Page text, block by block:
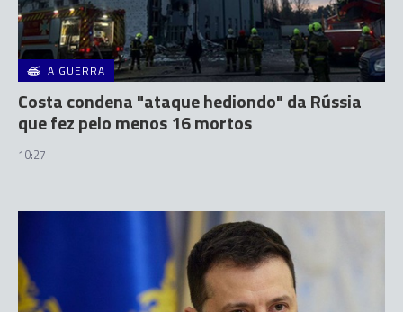
A GUERRA
Costa condena "ataque hediondo" da Rússia
que fez pelo menos 16 mortos
10:27